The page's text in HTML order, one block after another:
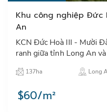
Khu công nghiệp Đức
An
KCN Đức Hoà III - Mười
ranh giữa tỉnh Long An
đây là khu vực thuận lợi
đô thị h…
137ha Long
$60/m²